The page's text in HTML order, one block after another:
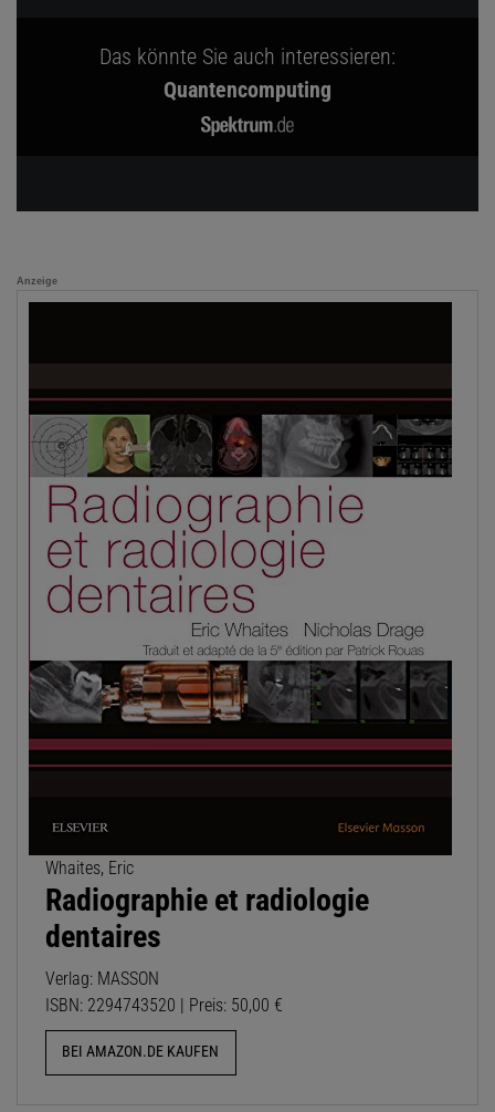
Das könnte Sie auch interessieren:
Quantencomputing
Anzeige
Whaites, Eric
Radiographie et radiologie
dentaires
Verlag: MASSON
ISBN: 2294743520 | Preis: 50,00 €
BEI AMAZON.DE KAUFEN